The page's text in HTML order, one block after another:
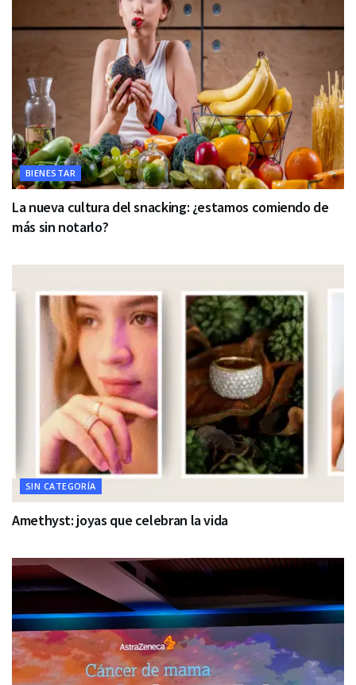
BIENESTAR
La nueva cultura del snacking: ¿estamos comiendo de
más sin notarlo?
SIN CATEGORÍA
Amethyst: joyas que celebran la vida